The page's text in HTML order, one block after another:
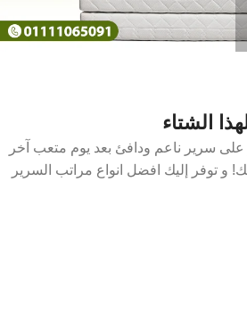
الشتاء
سرير ناعم ودافئ بعد يوم متعب آخر
و توفر إليك افضل انواع مراتب السرير